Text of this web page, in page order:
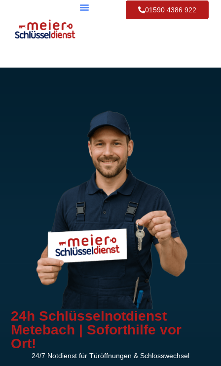
01590 4386 922
24h Schlüsselnotdienst
Metebach | Soforthilfe vor
Ort!
24/7 Notdienst für Türöffnungen & Schlosswechsel